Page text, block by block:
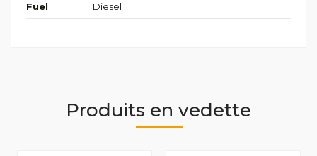
Fuel Diesel
Produits en vedette